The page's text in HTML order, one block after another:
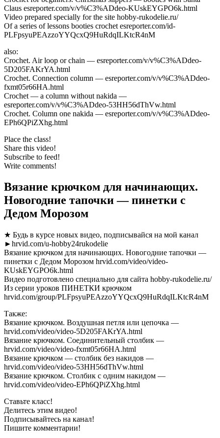
Claus esreporter.com/v/v%C3%ADdeo-KUskEYGPO6k.html
Video prepared specially for the site hobby-rukodelie.ru/
Of a series of lessons booties crochet esreporter.com/id-
PLFpsyuPEAzzoYYQcxQ9HuRdqILKtcR4nM
also:
Crochet. Air loop or chain — esreporter.com/v/v%C3%ADdeo-
5D205FAKrYA.html
Crochet. Connection column — esreporter.com/v/v%C3%ADdeo-
fxmt05r66HA.html
Crochet — a column without nakida —
esreporter.com/v/v%C3%ADdeo-53HH56dThVw.html
Crochet. Column one nakida — esreporter.com/v/v%C3%ADdeo-
EPh6QPiZXhg.html
Place the class!
Share this video!
Subscribe to feed!
Write comments!
Вязание крючком для начинающих.
Новогодние тапочки — пинетки с
Дедом Морозом
★ Будь в курсе новых видео, подписывайся на мой канал
►hrvid.com/u-hobby24rukodelie
Вязание крючком для начинающих. Новогодние тапочки —
пинетки с Дедом Морозом hrvid.com/video/video-
KUskEYGPO6k.html
Видео подготовлено специально для сайта hobby-rukodelie.ru/
Из серии уроков ПИНЕТКИ крючком
hrvid.com/group/PLFpsyuPEAzzoYYQcxQ9HuRdqILKtcR4nM
Также:
Вязание крючком. Воздушная петля или цепочка —
hrvid.com/video/video-5D205FAKrYA.html
Вязание крючком. Соединительный столбик —
hrvid.com/video/video-fxmt05r66HA.html
Вязание крючком — столбик без накидов —
hrvid.com/video/video-53HH56dThVw.html
Вязание крючком. Столбик с одним накидом —
hrvid.com/video/video-EPh6QPiZXhg.html
Ставьте класс!
Делитесь этим видео!
Подписывайтесь на канал!
Пишите комментарии!